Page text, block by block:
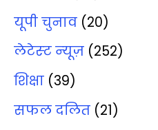
यूपी चुनाव (20)
लेटेस्‍ट न्‍यूज़ (252)
शिक्षा (39)
सफल दलित (21)